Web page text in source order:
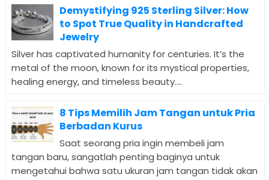
Demystifying 925 Sterling Silver: How
to Spot True Quality in Handcrafted
Jewelry
Silver has captivated humanity for centuries. It’s the
metal of the moon, known for its mystical properties,
healing energy, and timeless beauty....
8 Tips Memilih Jam Tangan untuk Pria
Berbadan Kurus
Saat seorang pria ingin membeli jam
tangan baru, sangatlah penting baginya untuk
mengetahui bahwa satu ukuran jam tangan tidak akan